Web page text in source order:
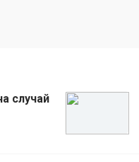
случай